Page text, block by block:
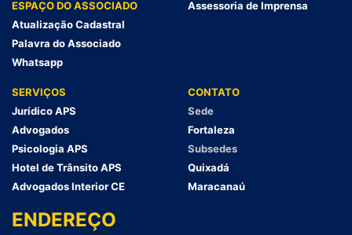
ESPAÇO DO ASSOCIADO
Atualização Cadastral
Palavra do Associado
Whatsapp
Assessoria de Imprensa
SERVIÇOS
Jurídico APS
Advogados
Psicologia APS
Hotel de Trânsito APS
Advogados Interior CE
CONTATO
Sede
Fortaleza
Subsedes
Quixadá
Maracanaú
ENDEREÇO